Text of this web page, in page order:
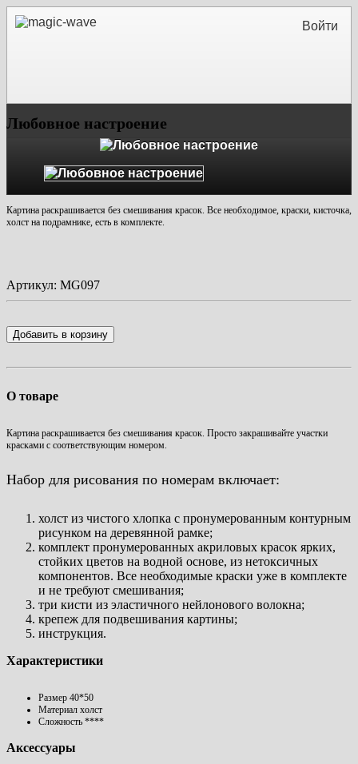
Войти
Любовное настроение
Картина раскрашивается без смешивания красок. Все необходимое, краски, кисточка,
холст на подрамнике, есть в комплекте.
Артикул: MG097
Добавить в корзину
О товаре
Картина раскрашивается без смешивания красок. Просто закрашивайте участки
красками с соответствующим номером.
Набор для рисования по номерам включает:
холст из чистого хлопка с пронумерованным контурным
рисунком на деревянной рамке;
комплект пронумерованных акриловых красок ярких,
стойких цветов на водной основе, из нетоксичных
компонентов. Все необходимые краски уже в комплекте
и не требуют смешивания;
три кисти из эластичного нейлонового волокна;
крепеж для подвешивания картины;
инструкция.
Характеристики
Размер 40*50
Материал холст
Сложность ****
Аксессуары